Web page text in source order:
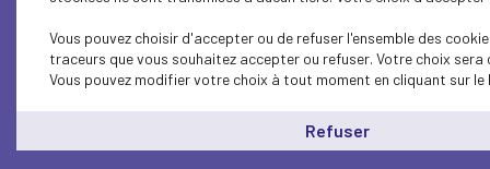
Vous pouvez choisir d'accepter ou de refuser l'ensemble des
traceurs que vous souhaitez accepter ou refuser. Votre choix
Vous pouvez modifier votre choix à tout moment en cliquant sur le
Refuser